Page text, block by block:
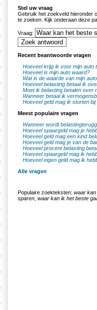
Stel uw vraag
Gebruik het zoekveld hieronder
te zoeken. Kijk onderaan deze
Vraag:
Recent beantwoorde vragen
Hoeveel krijg ik voor mijn auto
Hoeveel is mijn auto waard?
Wat is de waarde van mijn
Hoeveel belasting betaal ik
Moet ik belasting betalen over
Wanneer betaal ik
Hoeveel geld mag ik storten
Meest populaire vragen
Wanneer wordt
Hoeveel spaargeld mag je
Hoeveel geld mag een kind
Hoeveel geld mag je van de
Hoeveel procent belasting
Hoeveel spaargeld mag ik
Hoeveel eigen geld mag ik
Alle vragen
Populaire zoekteksten: waar
sparen waar kan ik het beste